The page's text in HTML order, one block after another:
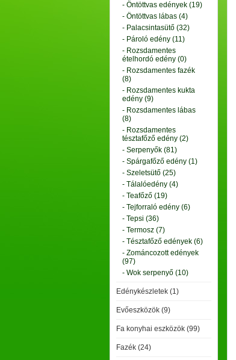
- Öntöttvas edények (19)
- Öntöttvas lábas (4)
- Palacsintasütő (32)
- Pároló edény (11)
- Rozsdamentes
ételhordó edény (0)
- Rozsdamentes fazék
(8)
- Rozsdamentes kukta
edény (9)
- Rozsdamentes lábas
(8)
- Rozsdamentes
tésztafőző edény (2)
- Serpenyők (81)
- Spárgafőző edény (1)
- Szeletsütő (25)
- Tálalóedény (4)
- Teafőző (19)
- Tejforraló edény (6)
- Tepsi (36)
- Termosz (7)
- Tésztafőző edények (6)
- Zománcozott edények
(97)
- Wok serpenyő (10)
Edénykészletek (1)
Evőeszközök (9)
Fa konyhai eszközök (99)
Fazék (24)